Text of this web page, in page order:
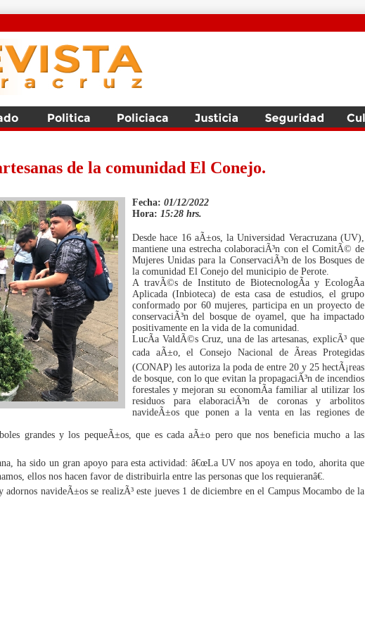
de la comunidad El Conejo.
Fecha: 01/12/2022
Hora: 15:28 hrs.
Desde hace 16 aÃ±os, la Universidad Veracruzana (UV),
mantiene una estrecha colaboraciÃ³n con el ComitÃ© de
Mujeres Unidas para la ConservaciÃ³n de los Bosques de
la comunidad El Conejo del municipio de Perote.
A travÃ©s de Instituto de BiotecnologÃ­a y EcologÃ­a
Aplicada (Inbioteca) de esta casa de estudios, el grupo
conformado por 60 mujeres, participa en un proyecto de
conservaciÃ³n del bosque de oyamel, que ha impactado
positivamente en la vida de la comunidad.
LucÃ­a ValdÃ©s Cruz, una de las artesanas, explicÃ³ que
cada aÃ±o, el Consejo Nacional de Ãreas Protegidas
(CONAP) les autoriza la poda de entre 20 y 25 hectÃ¡reas
de bosque, con lo que evitan la propagaciÃ³n de incendios
forestales y mejoran su economÃ­a familiar al utilizar los
residuos para elaboraciÃ³n de coronas y arbolitos
navideÃ±os que ponen a la venta en las regiones de
grandes y los pequeÃ±os, que es cada aÃ±o pero que nos beneficia mucho a las
ha sido un gran apoyo para esta actividad: â€œLa UV nos apoya en todo, ahorita que
ellos nos hacen favor de distribuirla entre las personas que los requieranâ€.
navideÃ±os se realizÃ³ este jueves 1 de diciembre en el Campus Mocambo de la